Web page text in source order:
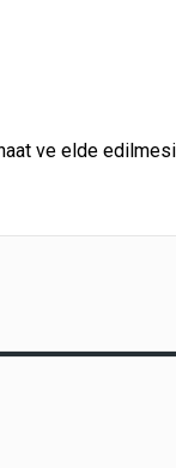
ve elde